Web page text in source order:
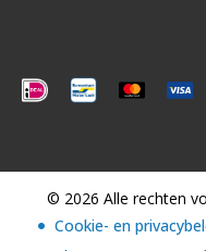
© 2026 Alle rechten
Cookie- en